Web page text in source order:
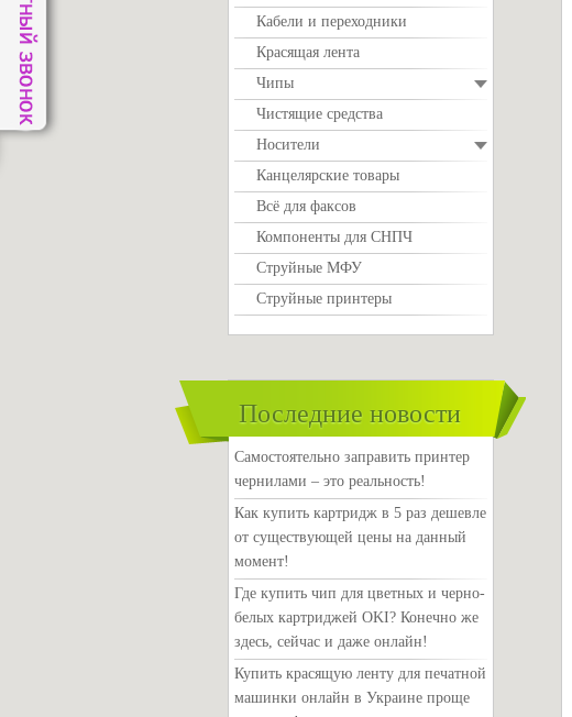
Кабели и переходники
Красящая лента
Чипы
Чистящие средства
Носители
Канцелярские товары
Всё для факсов
Компоненты для СНПЧ
Струйные МФУ
Струйные принтеры
Последние новости
Самостоятельно заправить принтер
чернилами – это реальность!
Как купить картридж в 5 раз дешевле
от существующей цены на данный
момент!
Где купить чип для цветных и черно-
белых картриджей OKI? Конечно же
здесь, сейчас и даже онлайн!
Купить красящую ленту для печатной
машинки онлайн в Украине проще